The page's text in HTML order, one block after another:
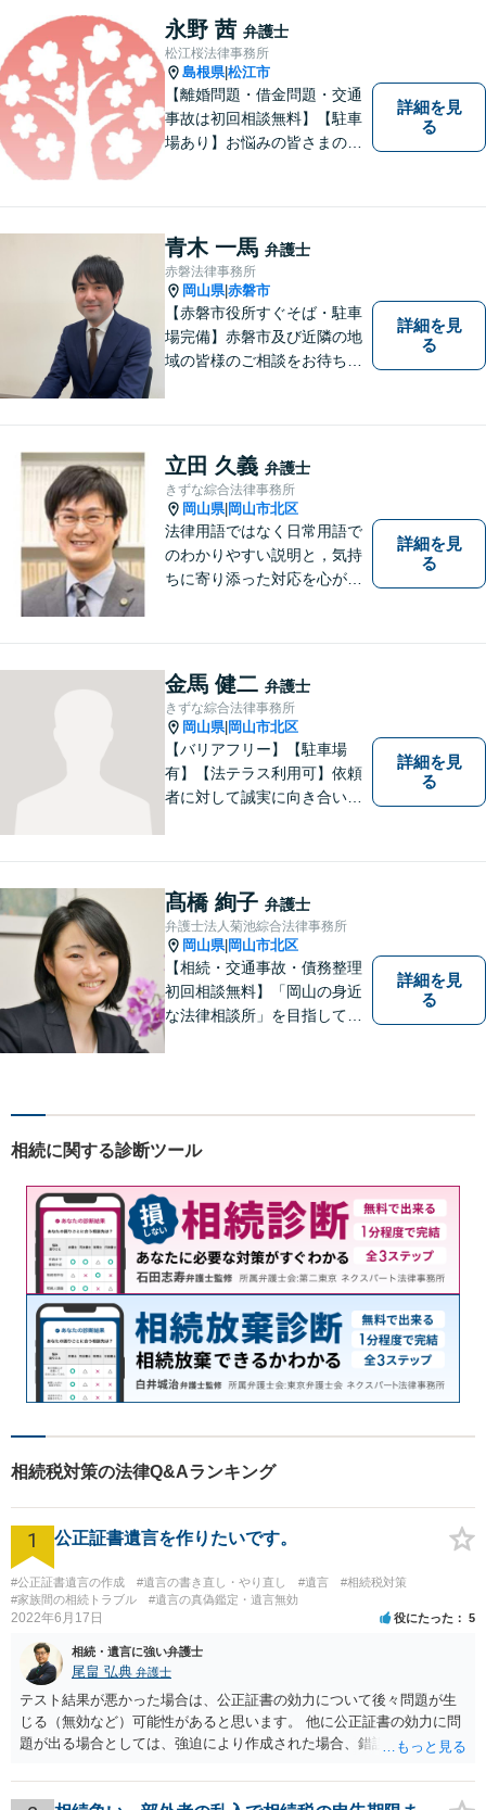
も「近い」法律事務所となれ
るよう職員一同頑張っていま
す。 お気軽にお問い合わせく
ださい。
永野 茜 弁護士
松江桜法律事務所
島根県|松江市
【離婚問題・借金問題・交通
事故は初回相談無料】【駐車
場あり】お悩みの皆さまの気
いりたいと思います。丁寧な
説明で適切かつ迅速な解決を
目指します。
詳細を見
る
青木 一馬 弁護士
赤磐法律事務所
岡山県|赤磐市
【赤磐市役所すぐそば・駐車
場完備】赤磐市及び近隣の地
域の皆様のご相談をお待ちし
詳細を見
る
立田 久義 弁護士
きずな綜合法律事務所
岡山県| 岡山市北区
法律用語ではなく日常用語で
のわかりやすい説明と，気持
ちに寄り添った対応を心がけ
詳細を見
る
金馬 健二 弁護士
きずな綜合法律事務所
岡山県| 岡山市北区
【バリアフリー】【駐車場
有】【法テラス利用可】依頼
者に対して誠実に向き合い、
案件に取り掛かることができ
るように準備していますので
お気軽にご相談ください。
詳細を見
る
髙橋 絢子 弁護士
弁護士法人菊池綜合法律事務所
岡山県| 岡山市北区
【相続・交通事故・債務整理
初回相談無料】「岡山の身近
な法律相談所」を目指してい
んなささいなことでも構いま
い。【土曜日も受付可能】
【専用駐車場あり】
詳細を見
る
相続に関する診断ツール
相続税対策の法律Q&Aランキング
1 公正証書遺言を作りたいです。
#公正証書遺言の作成 #遺言の書き直し・やり直し #遺言
#相続税対策
#家族間の相続トラブル
#遺言の真偽鑑定・遺言無効
2022年6月17日 役にたった 5
相続・遺言に強い弁護士
尾畠 弘典 弁護士
テスト結果が悪かった場合は、公正証書の効力について後々問題が生
じる（無効など）可能性があると思います。 他に公正証書の効力に問
題が出る場合としては、強迫により作成された場合、錯誤（勘違い）
すが、弁護士に作成を依頼する場合は、１０～数十万円程度になるケ